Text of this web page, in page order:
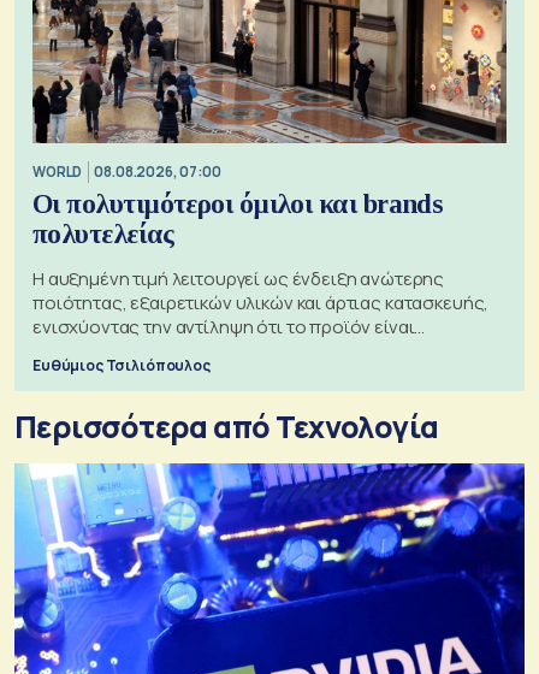
WORLD 08.08.2026, 07:00
Οι πολυτιμότεροι όμιλοι και brands
πολυτελείας
Η αυξημένη τιμή λειτουργεί ως ένδειξη ανώτερης
ποιότητας, εξαιρετικών υλικών και άρτιας κατασκευής,
ενισχύοντας την αντίληψη ότι το προϊόν είναι
Ευθύμιος Τσιλιόπουλος
Περισσότερα από Τεχνολογία